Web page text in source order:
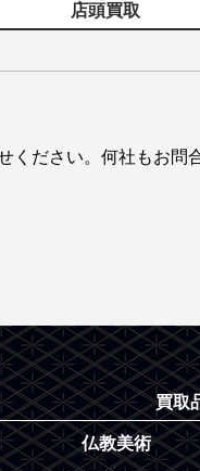
店頭買取
ください。何社もお問
買取
仏教美術